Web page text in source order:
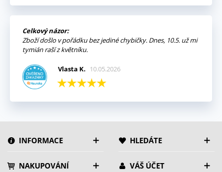
Celkový názor:
Zboží došlo v pořádku bez jediné chybičky. Dnes, 10.5. už mi
tymián raší z květníku.
Vlasta K. 10.05.2026
INFORMACE HLEDÁTE
NAKUPOVÁNÍ VÁŠ ÚČET